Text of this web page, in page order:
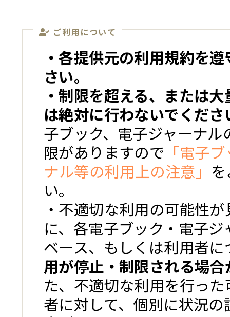
ご利用について
・各提供元の利用規約を
さい。
・制限を超える、または
は絶対に行わないでくださ
子ブック、電子ジャーナ
限がありますので 「電子
ナル等の利用上の注意」
い。
・不適切な利用の可能性
に、各電子ブック・電子
ベース、もしくは利用者に
用が停止・制限される場
た、不適切な利用を行っ
者に対して、個別に状況